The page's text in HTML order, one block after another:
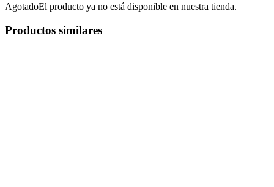
AgotadoEl producto ya no está disponible en nuestra tienda.
Productos similares